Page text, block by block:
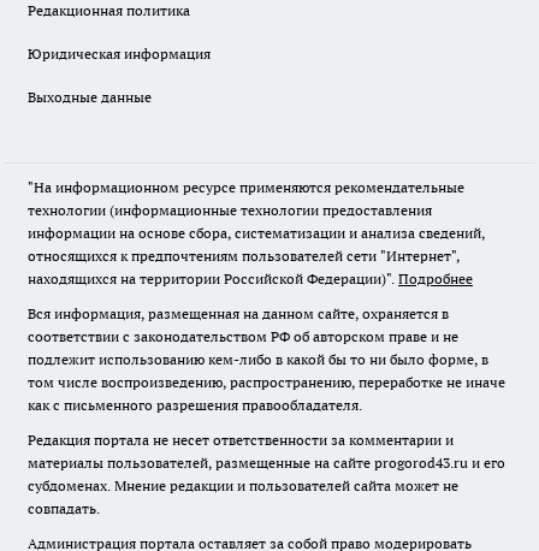
Редакционная политика
Юридическая информация
Выходные данные
"На информационном ресурсе применяются рекомендательные
технологии (информационные технологии предоставления
информации на основе сбора, систематизации и анализа сведений,
относящихся к предпочтениям пользователей сети "Интернет",
находящихся на территории Российской Федерации)". Подробнее
Вся информация, размещенная на данном сайте, охраняется в
соответствии с законодательством РФ об авторском праве и не
подлежит использованию кем-либо в какой бы то ни было форме, в
том числе воспроизведению, распространению, переработке не иначе
как с письменного разрешения правообладателя.
Редакция портала не несет ответственности за комментарии и
материалы пользователей, размещенные на сайте progorod43.ru и его
субдоменах. Мнение редакции и пользователей сайта может не
совпадать.
Администрация портала оставляет за собой право модерировать